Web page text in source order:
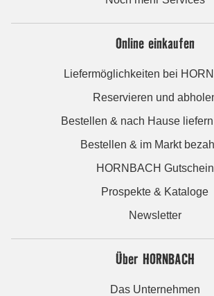
Online einkaufen
Liefermöglichkeiten bei
Reservieren und
Bestellen & nach Hause
Bestellen & im Markt
HORNBACH Gutschein
Prospekte & Kataloge
Newsletter
Über HORNBACH
Das Unternehmen